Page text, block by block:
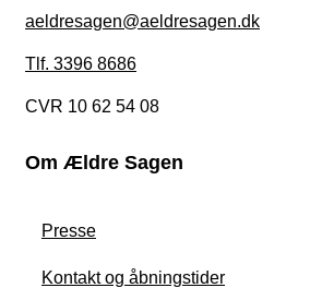
aeldresagen@aeldresagen.dk
Tlf. 3396 8686
CVR 10 62 54 08
Om Ældre Sagen
Presse
Kontakt og åbningstider